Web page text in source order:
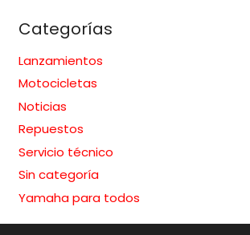
Categorías
Lanzamientos
Motocicletas
Noticias
Repuestos
Servicio técnico
Sin categoría
Yamaha para todos